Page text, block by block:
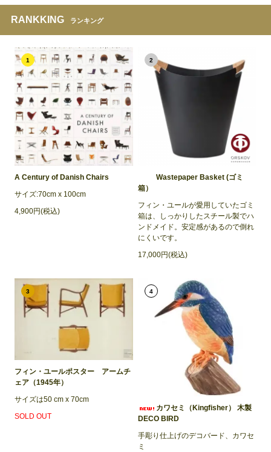
RANKKING ランキング
1
A Century of Danish Chairs
サイズ:70cm x 100cm
4,900円(税込)
2
Wastepaper Basket (ゴミ
箱）
フィン・ユールが愛用していたゴミ
箱は、しっかりしたスチール製でハ
ンドメイド。安定感があるので倒れ
にくいです。
17,000円(税込)
3
フィン・ユールポスター アームチ
ェア（1945年）
サイズは50 cm x 70cm
SOLD OUT
4
カワセミ（Kingfisher） 木製
DECO BIRD
手彫り仕上げのデコバード、カワセ
ミ